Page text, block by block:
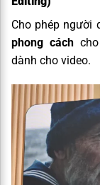
Cho phép người
phong cáchcho
dành cho video.